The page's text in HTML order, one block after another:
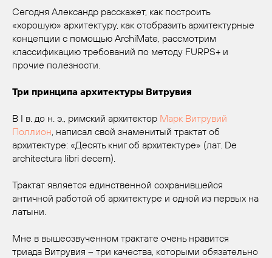
Сегодня Александр расскажет, как построить
«хорошую» архитектуру, как отобразить архитектурные
концепции с помощью ArchiMate, рассмотрим
классификацию требований по методу FURPS+ и
прочие полезности.
Три принципа архитектуры Витрувия
В I в. до н. э., римский архитектор Марк Витрувий
Поллион, написал свой знаменитый трактат об
архитектуре: «Десять книг об архитектуре» (лат. De
architectura libri decem).
Трактат является единственной сохранившейся
античной работой об архитектуре и одной из первых на
латыни.
Мне в вышеозвученном трактате очень нравится
триада Витрувия – три качества, которыми обязательно